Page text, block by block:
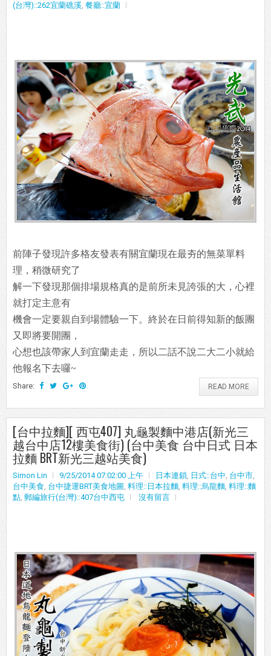
(台灣)::262宜蘭礁溪, 餐廳::宜蘭
前陣子發現許多格友發表有關宜蘭現在最夯的無菜單料
理，稍微研究了
解一下發現那個排場規格真的是前所未見誇張的大，心裡
就打定主意有
機會一定要親自到場體驗一下。終於在日前得知新的飯團
又即將要開團，
心想也該帶家人到宜蘭走走，所以二話不說二大二小就給
他報名下去囉~
Share: READ MORE
[台中拉麵][ 西屯407] 丸龜製麵中港店(新光三
越台中店12樓美食街) (台中美食 台中日式 日本
拉麵 BRT新光三越站美食)
Simon Lin 9/25/2014 07:02:00 上午 日本連鎖, 日式::台中, 台中市,
台中美食, 台中捷運BRT美食地圖 , 料理::日本拉麵, 料理::烏龍麵, 料理::麵
點, 郵編旅行(台灣)::407台中西屯 沒有留言